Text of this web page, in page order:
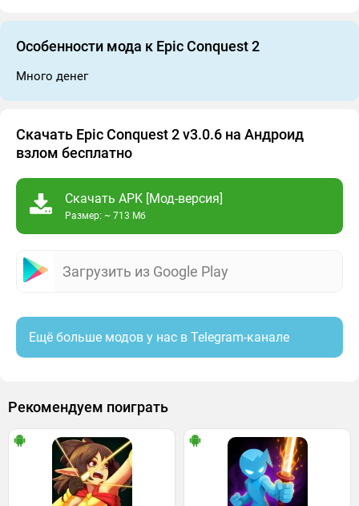
Особенности мода к Epic Conquest 2
Много денег
Скачать Epic Conquest 2 v3.0.6 на Андроид
взлом бесплатно
Скачать APK [Мод-версия]
Размер: ~ 713 Мб
Загрузить из Google Play
Ещё больше модов у нас в Telegram-канале
Рекомендуем поиграть